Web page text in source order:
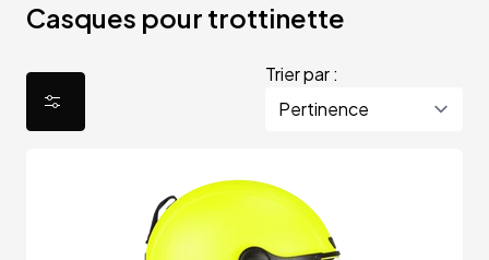
Casques pour trottinette
Trier par :